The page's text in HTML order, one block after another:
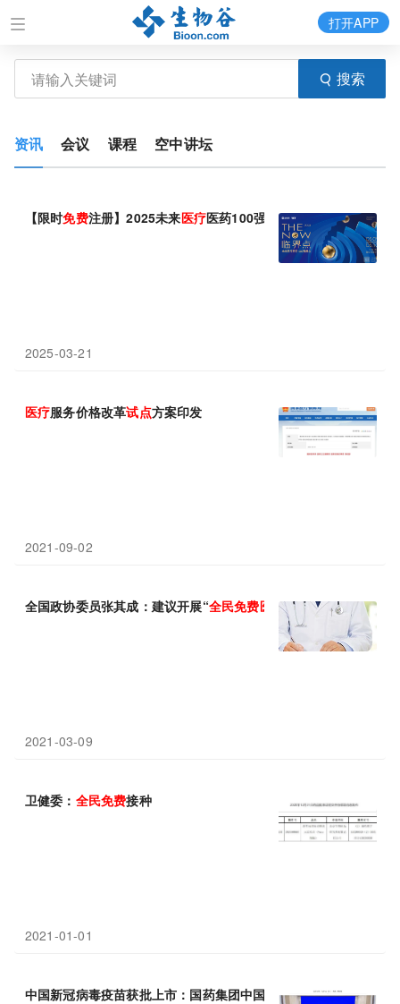
搜索
打开APP
资讯 会议 课程 空中讲坛
【限时免费注册】2025未来医疗医药100强展会剧透：300+行业
2025-03-21
医疗服务价格改革试点方案印发
2021-09-02
全国政协委员张其成：建议开展“全民免费医疗”试点
2021-03-09
卫健委： 全民免费接种
2021-01-01
中国新冠病毒疫苗获批上市：国药集团中国生物新冠灭活疫苗获批